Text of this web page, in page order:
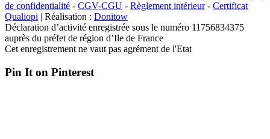
de confidentialité - CGV-CGU - Règlement intérieur- Certificat
Qualiopi | Réalisation : Donitow
Déclaration d’activité enregistrée sous le numéro 11756834375
auprès du préfet de région d’Ile de France
Cet enregistrement ne vaut pas agrément de l'Etat
Pin It on Pinterest